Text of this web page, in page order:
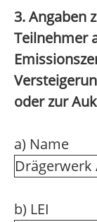
3. Angaben
Teilnehmer
oder zur
a) Name
Drägerwerk
b) LEI